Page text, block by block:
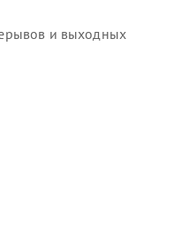
и выходных